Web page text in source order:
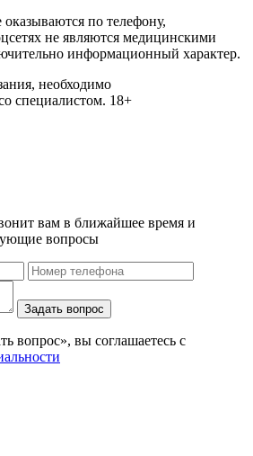
по телефону,
не являются медицинскими
информационный характер.
необходимо
специалистом. 18+
вам в ближайшее время и
вопросы
Задать вопрос
вопрос», вы соглашаетесь с